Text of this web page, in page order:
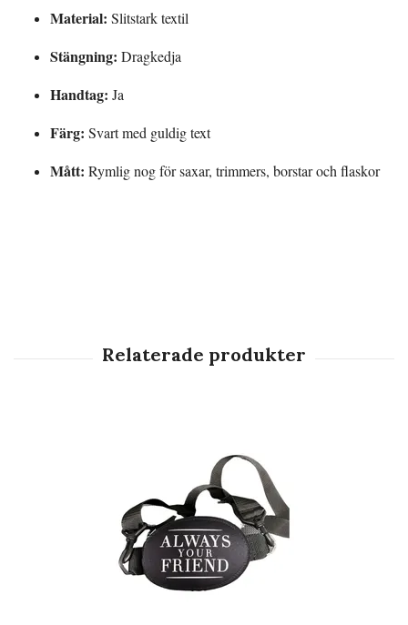
Material: Slitstark textil
Stängning: Dragkedja
Handtag: Ja
Färg: Svart med guldig text
Mått: Rymlig nog för saxar, trimmers, borstar och flaskor